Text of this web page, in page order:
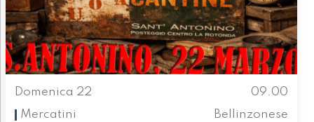
Domenica 22
09.00
Mercatini
Bellinzonese